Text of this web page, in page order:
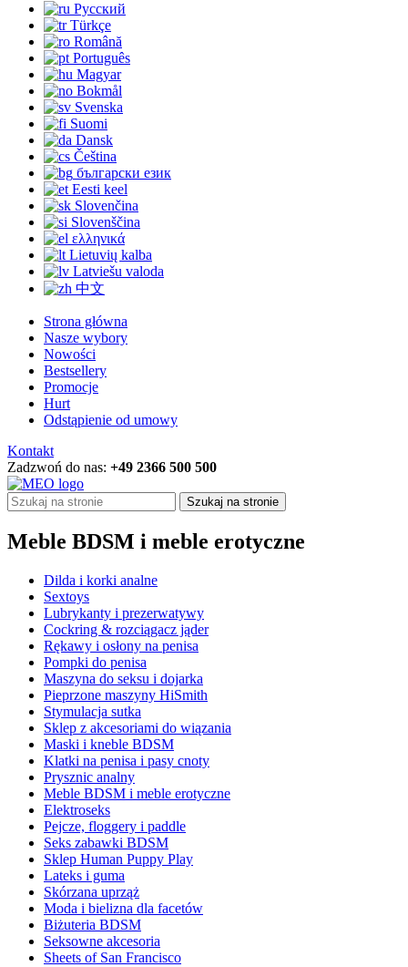
Русский
Türkçe
Română
Português
Magyar
Bokmål
Svenska
Suomi
Dansk
Čeština
български език
Eesti keel
Slovenčina
Slovenščina
ελληνικά
Lietuvių kalba
Latviešu valoda
中文
Strona główna
Nasze wybory
Nowości
Bestsellery
Promocje
Hurt
Odstąpienie od umowy
Kontakt
Zadzwoń do nas: +49 2366 500 500
Szukaj na stronie
Meble BDSM i meble erotyczne
Dilda i korki analne
Sextoys
Lubrykanty i prezerwatywy
Cockring & rozciągacz jąder
Rękawy i osłony na penisa
Pompki do penisa
Maszyna do seksu i dojarka
Pieprzone maszyny HiSmith
Stymulacja sutka
Sklep z akcesoriami do wiązania
Maski i kneble BDSM
Klatki na penisa i pasy cnoty
Prysznic analny
Meble BDSM i meble erotyczne
Elektroseks
Pejcze, floggery i paddle
Seks zabawki BDSM
Sklep Human Puppy Play
Lateks i guma
Skórzana uprząż
Moda i bielizna dla facetów
Biżuteria BDSM
Seksowne akcesoria
Sheets of San Francisco